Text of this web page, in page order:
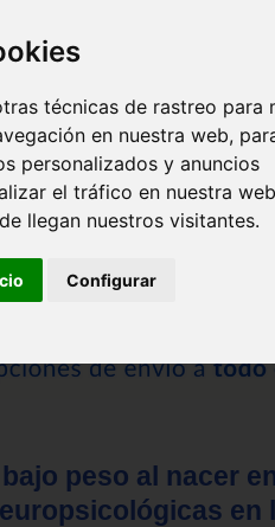
técnicas de rastreo para
en nuestra web,
personalizados y anuncios
el tráfico en nuestra
llegan nuestros visitantes.
Configurar
peso al nacer
en